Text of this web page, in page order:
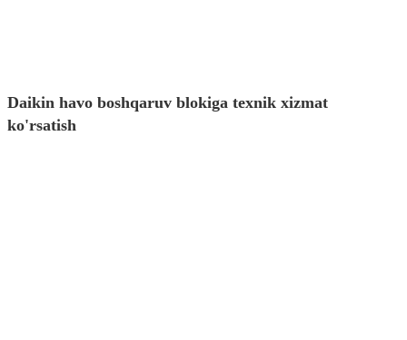
Daikin havo boshqaruv blokiga texnik xizmat
ko'rsatish